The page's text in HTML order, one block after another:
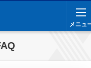
メニュ
メニュ